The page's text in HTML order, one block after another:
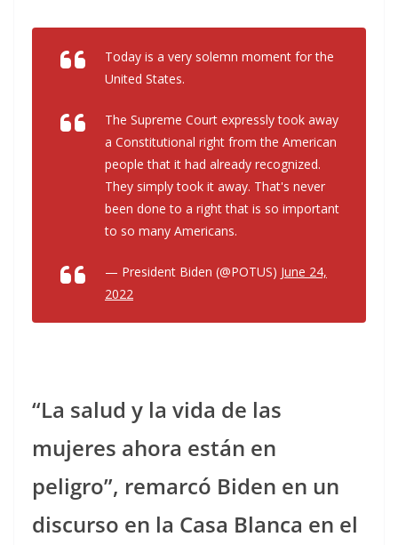
Today is a very solemn moment for the
United States.
The Supreme Court expressly took away
a Constitutional right from the American
people that it had already recognized.
They simply took it away. That's never
been done to a right that is so important
to so many Americans.
— President Biden (@POTUS) June 24,
2022
“La salud y la vida de las
mujeres ahora están en
peligro”, remarcó Biden en un
discurso en la Casa Blanca en el